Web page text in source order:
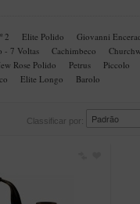
2 Elite Polido Giovanni
- 7 Voltas Cachimbeco
Rose Polido Petrus Piccolo
Elite Longo Barolo
Classificar por: